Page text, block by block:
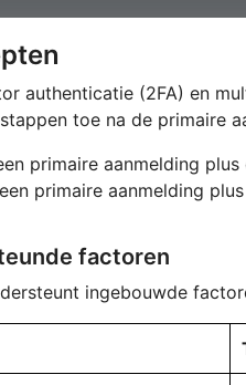
authenticatie (2FA) en
toe na de primaire
primaire aanmelding
primaire aanmelding
factoren
ingebouwde